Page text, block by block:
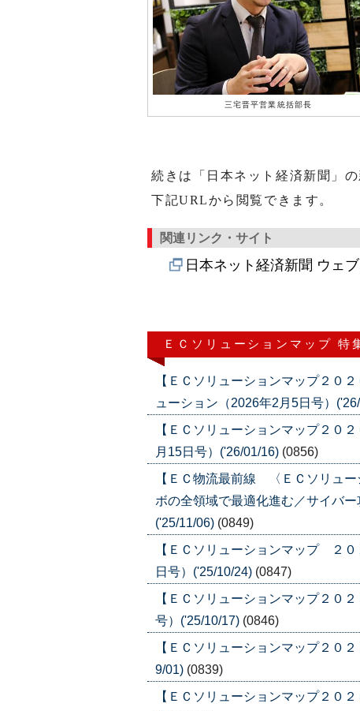
三宅晋平営業統括部長
続きは「日本ネット経済新聞」
下記URLから閲覧できます。
関連リンク・サイト
日本ネット経済新聞 ウェ
ＥＣソリューションマップ 特
【ＥＣソリューションマップ２０
ューション（2026年2月5日号）
【ＥＣソリューションマップ２０
月15日号）('26/01/16) (0856)
【ＥＣ物流最前線 〈ＥＣソリュ
ボの全領域で最適化進む／サイバ
('25/11/06) (0849)
【ＥＣソリューションマップ ２
日号）('25/10/24) (0847)
【ＥＣソリューションマップ２０
号）('25/10/17) (0846)
【ＥＣソリューションマップ２０
9/01) (0839)
【ＥＣソリューションマップ２０